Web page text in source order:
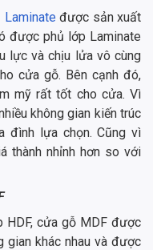
Laminateđược sản xuất
được phủ lớp Laminate
lực và chịu lửa vô cùng
cửa gỗ. Bên cạnh đó,
mỹ rất tốt cho cửa. Vì
không gian kiến trúc
đình lựa chọn. Cũng vì
thành nhỉnh hơn so với
HDF, cửa gỗ MDF được
gian khác nhau và được